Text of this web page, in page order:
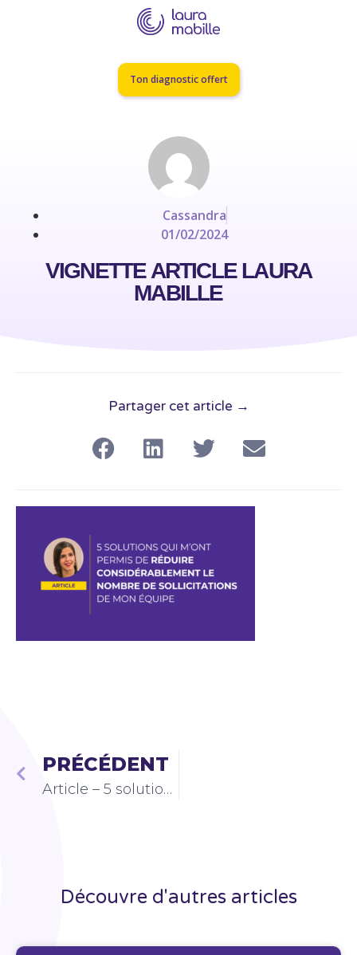
Ton diagnostic offert
Cassandra
01/02/2024
VIGNETTE ARTICLE LAURA
MABILLE
Partager cet article →
PRÉCÉDENT
Article – 5 solutions qui m’ont permis de réduire considérablement le nombre de sollicitations de mon équipe
Découvre d'autres articles